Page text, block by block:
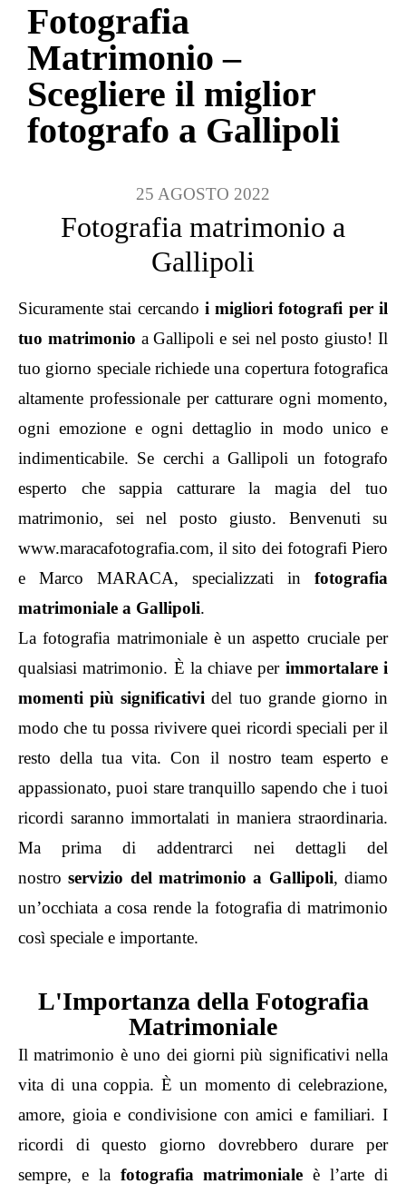
Fotografia
Matrimonio –
Scegliere il miglior
fotografo a Gallipoli
25 AGOSTO 2022
Fotografia matrimonio a
Gallipoli
Sicuramente stai cercando i migliori fotografi per il
tuo matrimonio a Gallipoli e sei nel posto giusto! Il
tuo giorno speciale richiede una copertura fotografica
altamente professionale per catturare ogni momento,
ogni emozione e ogni dettaglio in modo unico e
indimenticabile. Se cerchi a Gallipoli un fotografo
esperto che sappia catturare la magia del tuo
matrimonio, sei nel posto giusto. Benvenuti su
www.maracafotografia.com, il sito dei fotografi Piero
e Marco MARACA, specializzati in fotografia
matrimoniale a Gallipoli.
La fotografia matrimoniale è un aspetto cruciale per
qualsiasi matrimonio. È la chiave per immortalare i
momenti più significativi del tuo grande giorno in
modo che tu possa rivivere quei ricordi speciali per il
resto della tua vita. Con il nostro team esperto e
appassionato, puoi stare tranquillo sapendo che i tuoi
ricordi saranno immortalati in maniera straordinaria.
Ma prima di addentrarci nei dettagli del
nostroservizio del matrimonio a Gallipoli, diamo
un’occhiata a cosa rende la fotografia di matrimonio
così speciale e importante.
L'Importanza della Fotografia
Matrimoniale
Il matrimonio è uno dei giorni più significativi nella
vita di una coppia. È un momento di celebrazione,
amore, gioia e condivisione con amici e familiari. I
ricordi di questo giorno dovrebbero durare per
sempre, e lafotografia matrimoniale è l’arte di